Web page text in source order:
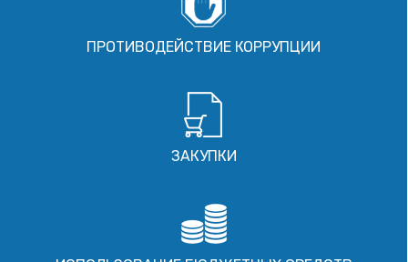
ПРОТИВОДЕЙСТВИЕ КОРРУПЦИИ
ЗАКУПКИ